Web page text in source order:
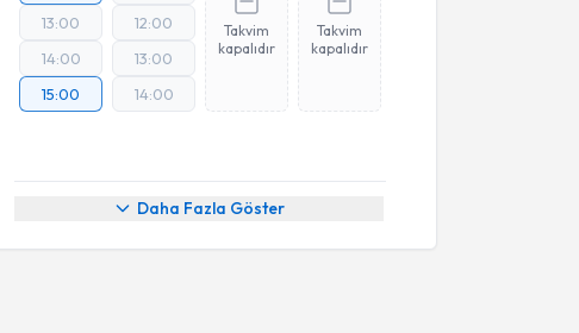
13:00
14:00
15:00
12:00
13:00
14:00
Takvim
kapalıdır
Takvim
kapalıdır
Daha Fazla Göster